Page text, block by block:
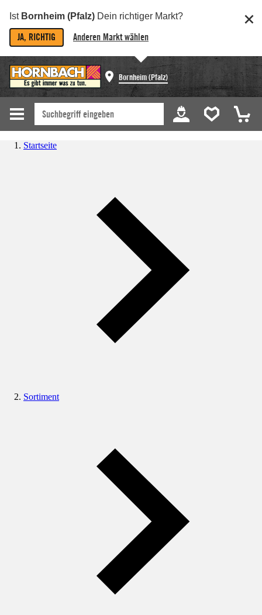
Ist Bornheim (Pfalz) Dein richtiger Markt?
JA, RICHTIG Anderen Markt wählen
Bornheim (Pfalz)
Startseite
Sortiment